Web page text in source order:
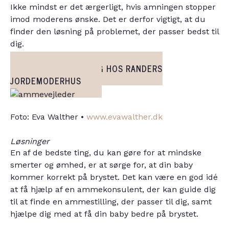
Ikke mindst er det ærgerligt, hvis amningen stopper
imod moderens ønske. Det er derfor vigtigt, at du
finder den løsning på problemet, der passer bedst til
dig.
AMMEVEJLEDNING HOS RANDERS
JORDEMODERHUS
Foto: Eva Walther • www.evawalther.dk
Løsninger
En af de bedste ting, du kan gøre for at mindske
smerter og ømhed, er at sørge for, at din baby
kommer korrekt på brystet. Det kan være en god idé
at få hjælp af en ammekonsulent, der kan guide dig
til at finde en ammestilling, der passer til dig, samt
hjælpe dig med at få din baby bedre på brystet.